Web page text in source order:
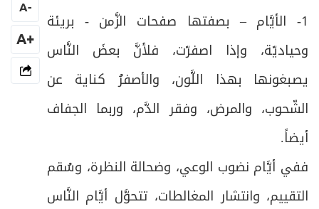
1- الأيَّام – بصفتها صفحات الزَّمن - بريئة
وحياديّة، وإذا اصفرّت، فلأنَّ بعضَ النَّاس
يصبغونها بهذا اللَّون، والأصفرُ كناية عن
الشّحوب، والمرض، وفقر الدَّم، وربما الجفاف
أيضاً.
ففي أيَّام نضوب الوعي، وضحالة النظرة، وسُقم
التقييم، وانتشار المغالطات، تتحوَّل أيَّام النَّاس
-
A
+A